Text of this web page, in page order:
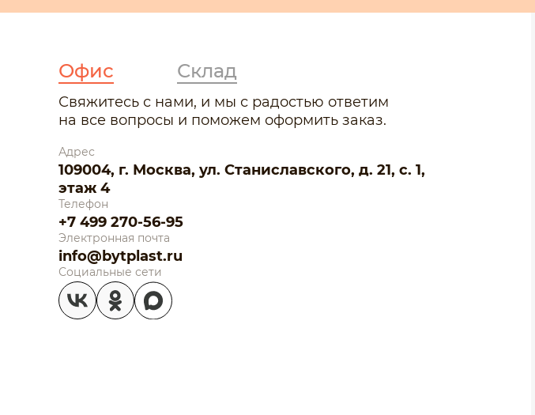
Офис Склад
Свяжитесь с нами, и мы с радостью ответим
на все вопросы и поможем оформить заказ.
Адрес
109004, г. Москва, ул. Станиславского, д. 21, с. 1,
этаж 4
Телефон
+7 499 270-56-95
Электронная почта
info@bytplast.ru
Социальные сети